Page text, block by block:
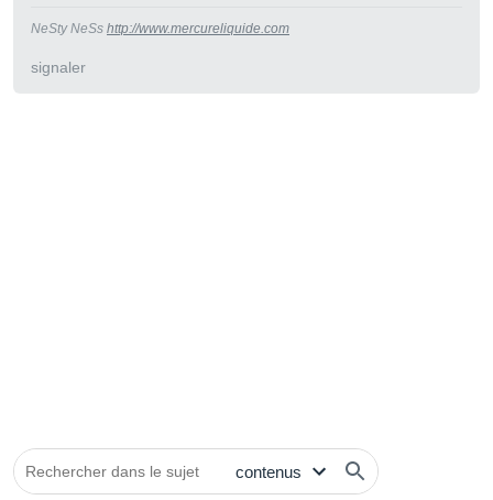
NeSty NeSs http://www.mercureliquide.com
signaler